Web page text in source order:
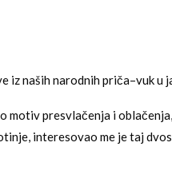
iz naših narodnih priča–vuk u
motiv presvlačenja i
interesovao me je taj